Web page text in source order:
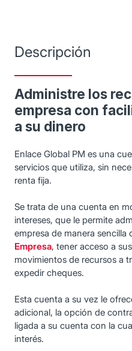
Descripción
Administre los
empresa con
a su dinero
Enlace Global PM es una
servicios que utiliza, sin
renta fija.
Se trata de una cuenta en
intereses, que le permite
empresa de manera sencilla
Empresa, tener acceso a
movimientos de recursos a
expedir cheques.
Esta cuenta a su vez le
adicional, la opción de
ligada a su cuenta con la
interés.